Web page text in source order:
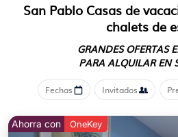
San Pablo Casas de
chalets de
GRANDES OFERTAS
PARA ALQUILAR EN
Fechas Invitados
Ahorra con OneKey